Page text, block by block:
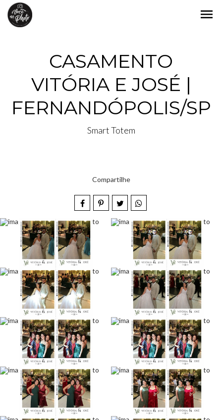
menu
CASAMENTO
VITÓRIA E JOSÉ |
FERNANDÓPOLIS/SP
Smart Totem
Compartilhe